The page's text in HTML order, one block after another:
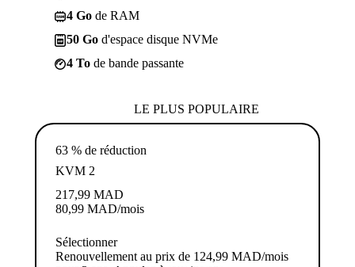
4 Go de RAM
50 Go d'espace disque NVMe
4 To de bande passante
LE PLUS POPULAIRE
63 % de réduction
KVM 2
217,99 MAD
80,99 MAD/mois
Sélectionner
Renouvellement au prix de 124,99 MAD/mois